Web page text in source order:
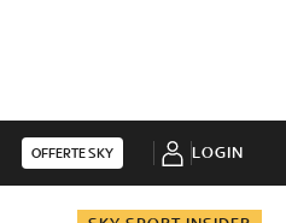
OFFERTE SKY LOGIN